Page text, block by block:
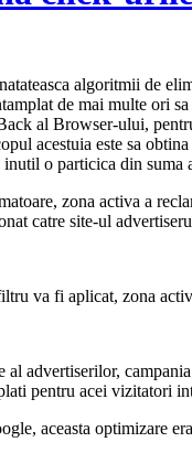
algoritmii de
de mai multe ori
al Browser-ului,
acestuia este sa
inutil o particica din suma
zona activa a
catre site-ul
va fi aplicat, zona
advertiserilor,
pentru acei vizitatori
aceasta optimizare